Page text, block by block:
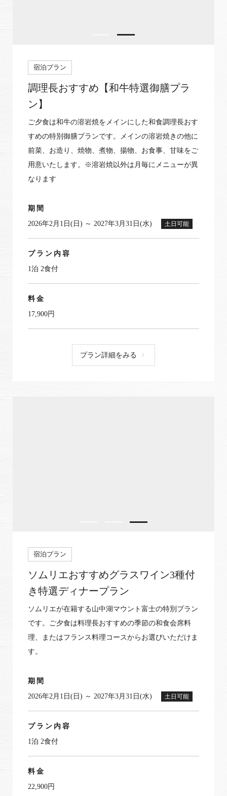
宿泊プラン
調理長おすすめ【和牛特選御膳プラ
ン】
ご夕食は和牛の溶岩焼をメインにした和食調理長おす
すめの特別御膳プランです。メインの溶岩焼きの他に
前菜、お造り、焼物、煮物、揚物、お食事、甘味をご
用意いたします。※溶岩焼以外は月毎にメニューが異
なります
期間
2026年2月1日(日) ～ 2027年3月31日(水)
土日可能
プラン内容
1泊 2食付
料金
17,900円
プラン詳細をみる
宿泊プラン
ソムリエおすすめグラスワイン3種付
き特選ディナープラン
ソムリエが在籍する山中湖マウント富士の特別プラン
です。ご夕食は料理長おすすめの季節の和食会席料
理、またはフランス料理コースからお選びいただけま
す。
期間
2026年2月1日(日) ～ 2027年3月31日(水)
土日可能
プラン内容
1泊 2食付
料金
22,900円